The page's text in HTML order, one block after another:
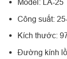
Model: LA-25
Công suất:
Kích thước:
Đường kính